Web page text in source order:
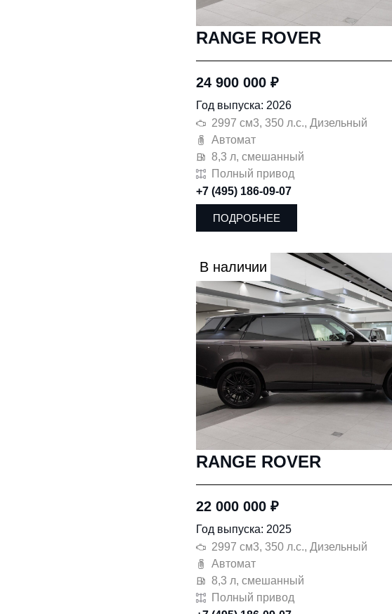
RANGE ROVER
24 900 000 ₽
Год выпуска: 2026
2997 см3, 350 л.с., Дизельный
Автомат
8,3 л, смешанный
Полный привод
+7 (495) 186-09-07
ПОДРОБНЕЕ
В наличии
RANGE ROVER
22 000 000 ₽
Год выпуска: 2025
2997 см3, 350 л.с., Дизельный
Автомат
8,3 л, смешанный
Полный привод